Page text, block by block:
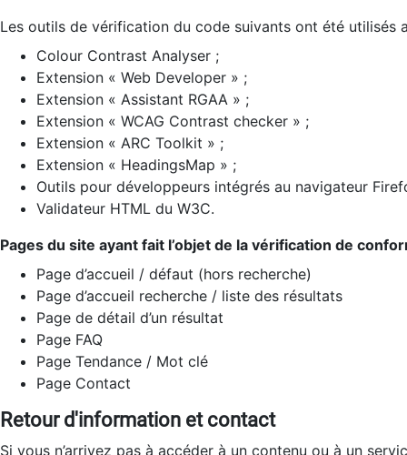
Les outils de vérification du code suivants ont été utilisés
Colour Contrast Analyser ;
Extension « Web Developer » ;
Extension « Assistant RGAA » ;
Extension « WCAG Contrast checker » ;
Extension « ARC Toolkit » ;
Extension « HeadingsMap » ;
Outils pour développeurs intégrés au navigateur
Validateur HTML du W3C.
Pages du site ayant fait l’objet de la vérification de
Page d’accueil / défaut (hors recherche)
Page d’accueil recherche / liste des résultats
Page de détail d’un résultat
Page FAQ
Page Tendance / Mot clé
Page Contact
Retour d'information et contact
Si vous n’arrivez pas à accéder à un contenu ou à un